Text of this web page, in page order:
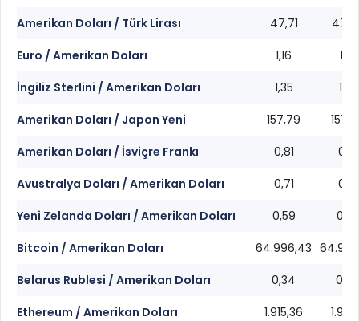
Amerikan Doları / Türk Lirası
47,71
Euro / Amerikan Doları
1,16
1,16
İngiliz Sterlini / Amerikan Doları
1,35
1,35
Amerikan Doları / Japon Yeni
157,79
Amerikan Doları / İsviçre Frankı
0,81
0,81
Avustralya Doları / Amerikan Doları
0,71
0,71
Yeni Zelanda Doları / Amerikan Doları
0,59
0,59
Bitcoin / Amerikan Doları
64.996,43
Belarus Rublesi / Amerikan Doları
0,34
0,34
Ethereum / Amerikan Doları
1.915,36